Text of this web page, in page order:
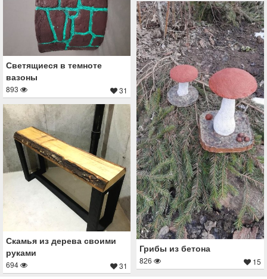
Светящиеся в темноте
вазоны
893 31
Грибы из бетона
826 15
Скамья из дерева своими
руками
694 31